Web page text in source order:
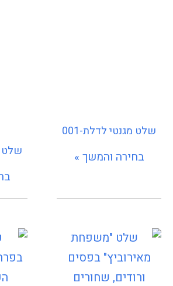
שלט מגנטי לדלת-001
בחירה והמשך » שלט